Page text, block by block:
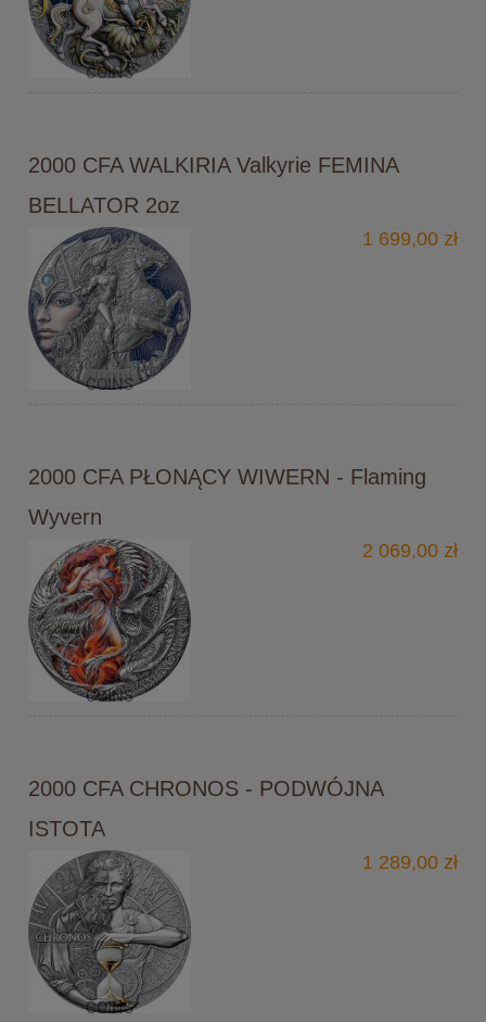
2000 CFA WALKIRIA Valkyrie FEMINA
BELLATOR 2oz
1 699,00 zł
2000 CFA PŁONĄCY WIWERN - Flaming
Wyvern
2 069,00 zł
2000 CFA CHRONOS - PODWÓJNA
ISTOTA
1 289,00 zł